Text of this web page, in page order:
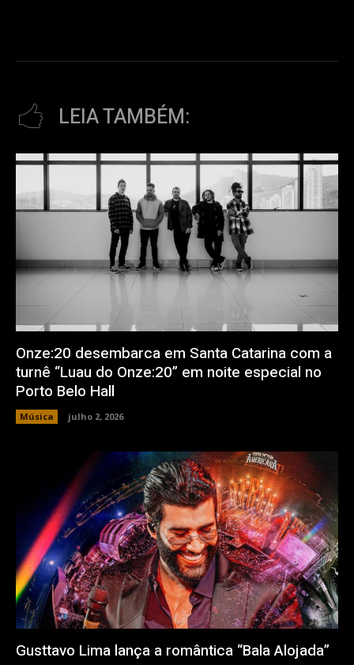
LEIA TAMBÉM:
Onze:20 desembarca em Santa Catarina com a
turnê “Luau do Onze:20” em noite especial no
Porto Belo Hall
Música julho 2, 2026
Gusttavo Lima lança a romântica “Bala Alojada”